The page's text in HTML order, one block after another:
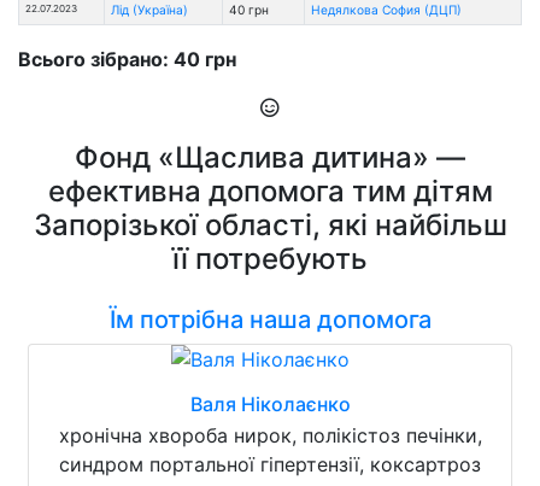
22.07.2023 Лiд (Україна) 40 грн Недялкова София (ДЦП)
Всього зібрано: 40 грн
Фонд «Щаслива дитина» —
ефективна допомога тим дітям
Запорізької області, які найбільш
її потребують
Їм потрібна наша допомога
Валя Ніколаєнко
хронічна хвороба нирок, полікістоз печінки,
синдром портальної гіпертензії, коксартроз